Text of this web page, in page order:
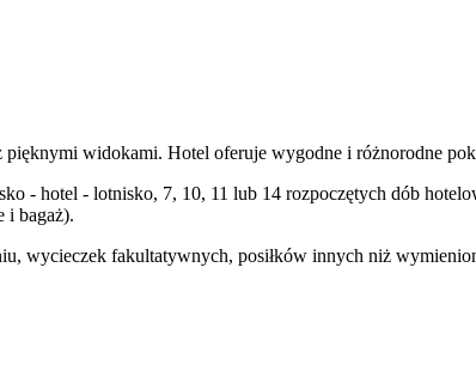
pięknymi widokami. Hotel oferuje wygodne i różnorodne
- hotel - lotnisko, 7, 10, 11 lub 14 rozpoczętych dób
i bagaż).
wycieczek fakultatywnych, posiłków innych niż